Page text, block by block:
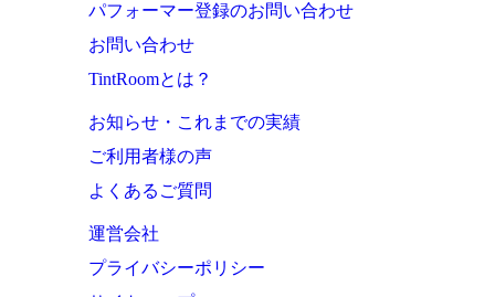
パフォーマー登録のお問い合わせ
お問い合わせ
TintRoomとは？
お知らせ・これまでの実績
ご利用者様の声
よくあるご質問
運営会社
プライバシーポリシー